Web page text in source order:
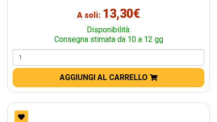
A soli: 13,30€
Disponibilità:
Consegna stimata da 10 a 12 gg
AGGIUNGI AL CARRELLO